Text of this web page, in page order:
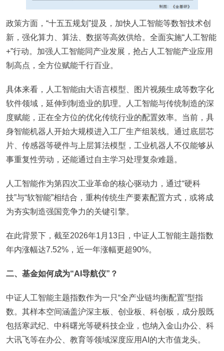
政策方面，“十五五规划”提及，加快人工智能等数智技术创
新，强化算力、算法、数据等高效供给。全面实施“人工智能
+”行动。加强人工智能同产业发展，抢占人工智能产业应用
制高点，全方位赋能千行百业。
具体来看，人工智能由大语言模型、图片视频生成等数字化
软件领域，延伸到制造业的肌理。人工智能与传统制造的深
度赋能，正在全方位的优化传统行业的配置效率。当前，具
身智能机器人开始大规模进入工厂生产组装线。通过底层芯
片、传感器等硬件与上层算法模型，工业机器人不仅能够从
事重复性劳动，还能通过自主学习处理复杂难题。
人工智能作为第四次工业革命的核心驱动力，通过“硬科
技”与“软智能”相结合，重构传统生产要素配置方式，或将成
为夯实制造强国竞争力的关键引擎。
在此背景下，截至2026年1月13日，中证人工智能主题指数
年内涨幅达7.52%，近一年涨幅更超90%。
二、基金如何成为“AI导航仪”？
中证人工智能主题指数作为一只“全产业链均衡配置”型指
数。其样本空间涵盖沪深主板、创业板、科创板，成分股既
包括寒武纪、中科曙光等硬科技企业，也纳入金山办公、科
大讯飞等在办公、教育等领域深度应用AI的大市值龙头。